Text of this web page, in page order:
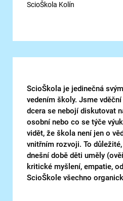
ScioŠkola Kolín
ScioŠkola je jedinečná
vedením školy. Jsme
dcera se nebojí diskutovat
osobní nebo co se týče
vidět, že škola není jen o
vnitřním rozvoji. To
dnešní době děti uměly
kritické myšlení, empatie,
ScioŠkole všechno